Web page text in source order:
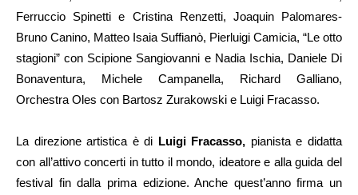
Ferruccio Spinetti e Cristina Renzetti, Joaquin Palomares-
Bruno Canino, Matteo Isaia Suffianò, Pierluigi Camicia, “Le otto
stagioni” con Scipione Sangiovanni e Nadia Ischia, Daniele Di
Bonaventura, Michele Campanella, Richard Galliano,
Orchestra Oles con Bartosz Zurakowski e Luigi Fracasso.
La direzione artistica è di Luigi Fracasso, pianista e didatta
con all’attivo concerti in tutto il mondo, ideatore e alla guida del
festival fin dalla prima edizione. Anche quest’anno firma un